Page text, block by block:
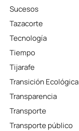
Sucesos
Tazacorte
Tecnología
Tiempo
Tijarafe
Transición Ecológica
Transparencia
Transporte
Transporte público